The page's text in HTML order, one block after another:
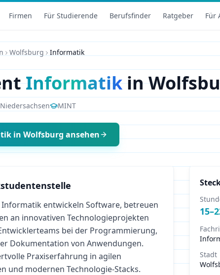
Firmen Für Studierende Berufsfinder Ratgeber Für
Wolfsburg Informatik
Informatikin
Niedersachsen MINT
in Wolfsburg ansehen
entwickeln Software, betreuen
an innovativen Technologieprojekten
bei der Programmierung,
Dokumentation von Anwendungen.
Praxiserfahrung in agilen
und modernen Technologie-Stacks.
15–
Stadt